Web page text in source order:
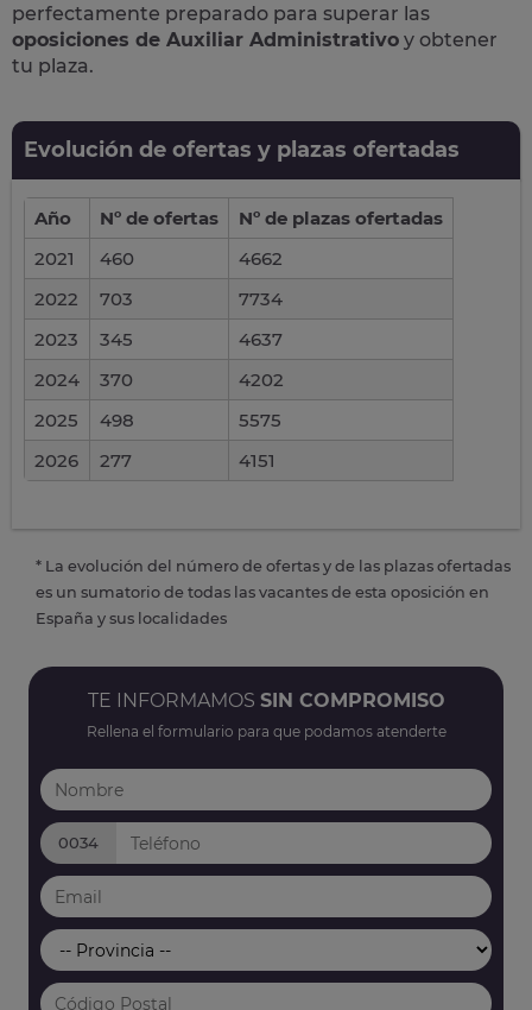
perfectamente preparado para superar las
oposiciones de Auxiliar Administrativo y obtener
tu plaza.
Evolución de ofertas y plazas ofertadas
Año Nº de ofertas
Nº de plazas ofertadas
2021
460
4662
2022
703
7734
2023
345
4637
2024
370
4202
2025
498
5575
2026
277 4151
* La evolución del número de ofertas y de las plazas ofertadas
es un sumatorio de todas las vacantes de esta oposición en
España y sus localidades
TE INFORMAMOS SIN COMPROMISO
Rellena el formulario para que podamos atenderte
0034